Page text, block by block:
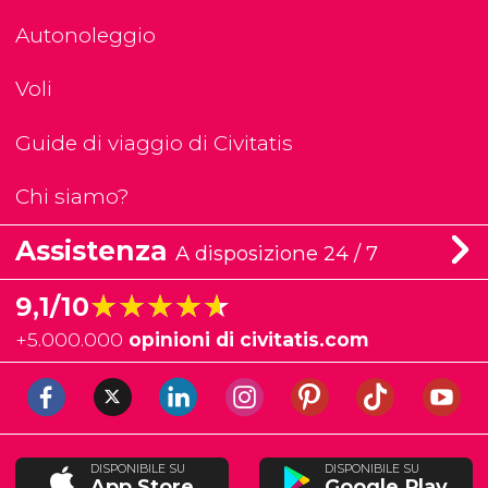
Autonoleggio
Voli
Guide di viaggio di Civitatis
Chi siamo?
Assistenza A disposizione 24 / 7
9,1/10★★★★★
★★★★★
+5.000.000 opinioni di civitatis.com
DISPONIBILE SU DISPONIBILE SU